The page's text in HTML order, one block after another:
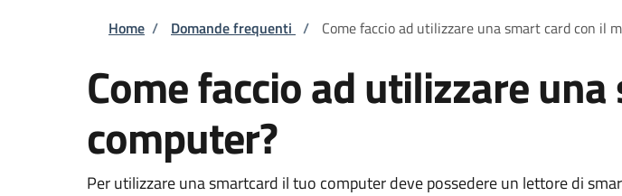
Briciole di pane
Home / Domande frequenti / Come faccio ad utilizzare una smart card con il
Come faccio ad utilizzare
computer?
Per utilizzare una smartcard il tuo computer deve possedere un lettore di